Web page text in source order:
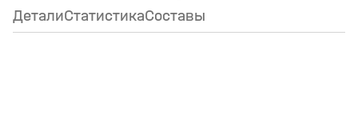
Детали Статистика Составы